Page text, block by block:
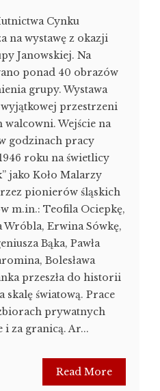
Cynku
na wystawę z okazji
Janowskiej. Na
ponad 40 obrazów
grupy. Wystawa
wyjątkowej przestrzeni
Wejście na
godzinach pracy
roku na świetlicy
jako Koło Malarzy
pionierów śląskich
m.in.: Teofila Ociepkę,
Wróbla, Erwina Sówkę,
Bąka, Pawła
Bolesława
przeszła do historii
skalę światową. Prace
prywatnych
i za granicą. Ar...
Read More